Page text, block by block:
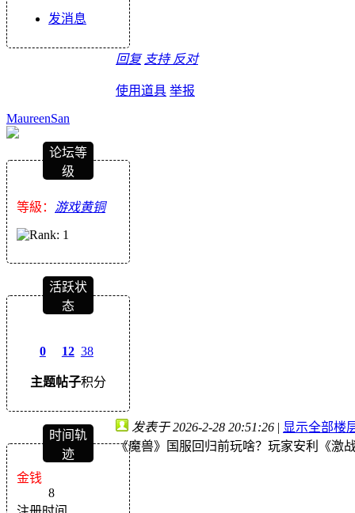
发消息
回复 支持 反对
使用道具 举报
MaureenSan
论坛等
级
等級： 游戏黄铜
活跃状
态
0
主题
12
帖子
38
积分
时间轨
迹
金钱
8
发表于 2026-2-28 20:51:26 | 显示全部楼
《魔兽》国服回归前玩啥？玩家安利《激